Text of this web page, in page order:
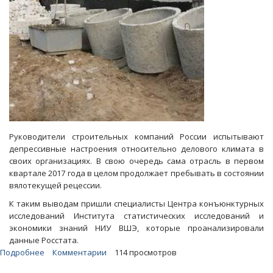
Руководители строительных компаний России испытывают
депрессивные настроения относительно делового климата в
своих организациях. В свою очередь сама отрасль в первом
квартале 2017 года в целом продолжает пребывать в состоянии
вялотекущей рецессии.
К таким выводам пришли специалисты Центра конъюнктурных
исследований Института статистических исследований и
экономики знаний НИУ ВШЭ, которые проанализировали
данные Росстата.
Подробнее
Комментарии 114 просмотров